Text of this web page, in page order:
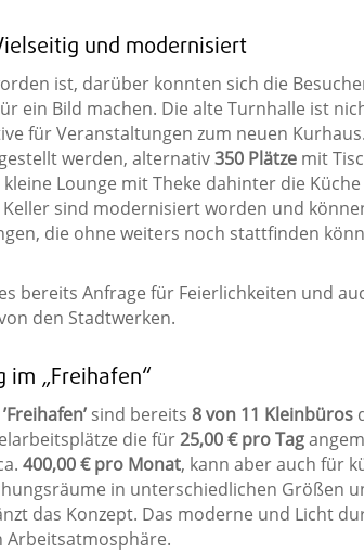
und modernisiert
ist, darüber konnten sich die
ein Bild machen. Die alte Turnhalle ist
für Veranstaltungen zum neuen
werden, alternativ350 Plätzemit
Lounge mit Theke dahinter die
sind modernisiert worden und
die ohne weiters noch stattfinden
bereits Anfrage für Feierlichkeiten und
den Stadtwerken.
im „Freihafen“
’Freihafen’sind bereits 8 von 11 Kleinbüros
die für25,00 € pro Tag
400,00 € pro Monat, kann aber auch für
in unterschiedlichen Größen
das Konzept. Das moderne und Licht
Arbeitsatmosphäre.